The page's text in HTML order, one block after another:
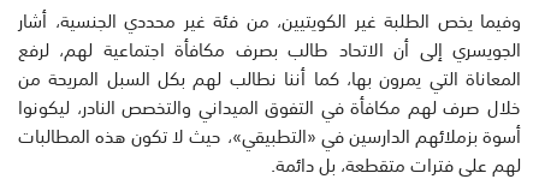
وفيما يخص الطلبة غير الكويتيين، من فئة غير محددي الجنسية، أشار
الجويسري إلى أن الاتحاد طالب بصرف مكافأة اجتماعية لهم، لرفع
المعاناة التي يمرون بها، كما أننا نطالب لهم بكل السبل المريحة من
خلال صرف لهم مكافأة في التفوق الميداني والتخصص النادر، ليكونوا
أسوة بزملائهم الدارسين في «التطبيقي»، حيث لا تكون هذه المطالبات
لهم على فترات متقطعة، بل دائمة.